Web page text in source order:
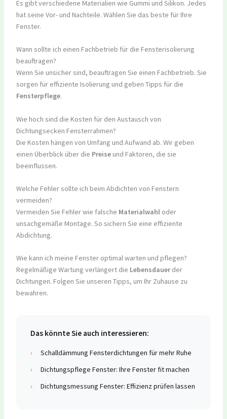
Es gibt verschiedene Materialien wie Gummi und Silikon. Jedes
hat seine Vor- und Nachteile. Wählen Sie das beste für Ihre
Fenster.
Wann sollte ich einen Fachbetrieb für die Fensterisolierung
beauftragen?
Wenn Sie unsicher sind, beauftragen Sie einen Fachbetrieb. Sie
sorgen für effiziente Isolierung und geben Tipps für die
Fensterpflege.
Wie hoch sind die Kosten für den Austausch von
Dichtungsecken Fensterrahmen?
Die Kosten hängen von Umfang und Aufwand ab. Wir geben
einen Überblick über die Preiseund Faktoren, die sie
beeinflussen.
Welche Fehler sollte ich beim Abdichten von Fenstern
vermeiden?
Vermeiden Sie Fehler wie falsche Materialwahloder
unsachgemäße Montage. So sichern Sie eine effiziente
Abdichtung.
Wie kann ich meine Fenster optimal warten und pflegen?
Regelmäßige Wartung verlängert die Lebensdauerder
Dichtungen. Folgen Sie unseren Tipps, um Ihr Zuhause zu
bewahren.
Das könnte Sie auch interessieren:
›
Schalldämmung Fensterdichtungen für mehr Ruhe
›
Dichtungspflege Fenster: Ihre Fenster fit machen
›
Dichtungsmessung Fenster: Effizienz prüfen lassen